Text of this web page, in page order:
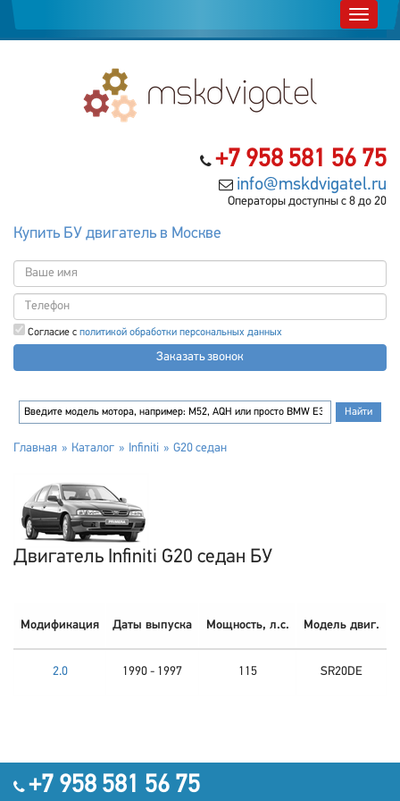
+7 958 581 56 75
info@mskdvigatel.ru
Операторы доступны с 8 до 20
Купить БУ двигатель в Москве
Согласие с политикой обработки персональных данных
Заказать звонок
Главная Каталог Infiniti G20 седан
Двигатель Infiniti G20 седан БУ
Модификация Даты выпуска Мощность, л.с. Модель двиг.
2.0 1990 - 1997 115 SR20DE
+7 958 581 56 75